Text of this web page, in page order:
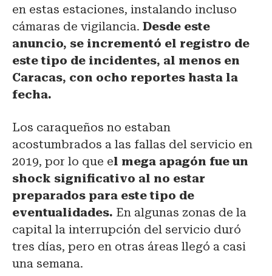
en estas estaciones, instalando incluso
cámaras de vigilancia. Desde este
anuncio, se incrementó el registro de
este tipo de incidentes, al menos en
Caracas, con ocho reportes hasta la
fecha.
Los caraqueños no estaban
acostumbrados a las fallas del servicio en
2019, por lo que el mega apagón fue un
shock significativo al no estar
preparados para este tipo de
eventualidades. En algunas zonas de la
capital la interrupción del servicio duró
tres días, pero en otras áreas llegó a casi
una semana.